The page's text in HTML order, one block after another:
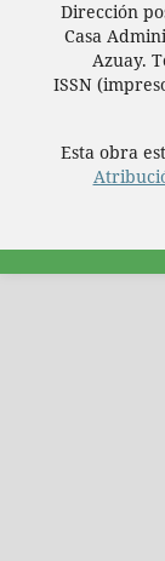
Dirección
Casa
Azuay.
ISSN
Esta obra